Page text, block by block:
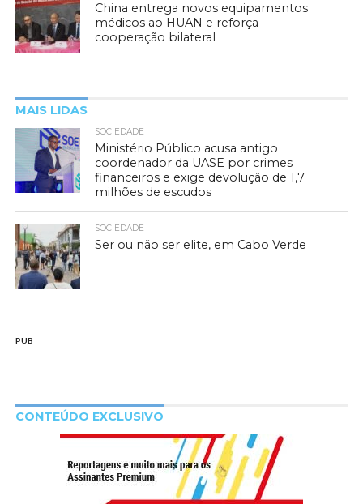
China entrega novos equipamentos
médicos ao HUAN e reforça
cooperação bilateral
MAIS LIDAS
SOCIEDADE
Ministério Público acusa antigo
coordenador da UASE por crimes
financeiros e exige devolução de 1,7
milhões de escudos
SOCIEDADE
Ser ou não ser elite, em Cabo Verde
PUB
CONTEÚDO EXCLUSIVO